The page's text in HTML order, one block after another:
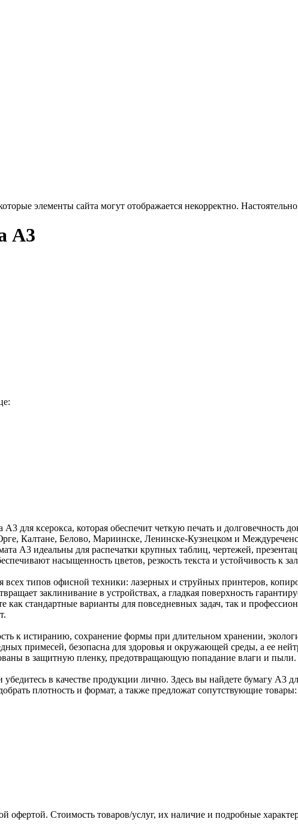
элементы сайта могут отображается некорректно.
А3
для ксерокса, которая обеспечит четкую печать и долговечность
Калтане, Белово, Мариинске, Ленинске-Кузнецком и
А3 идеальны для распечатки крупных таблиц, чертежей,
насыщенность цветов, резкость текста и устойчивость к
всех типов офисной техники: лазерных и струйных принтеров,
заклинивание в устройствах, а гладкая поверхность
как стандартные варианты для повседневных задач, так и
к истиранию, сохранение формы при длительном хранении,
примесей, безопасна для здоровья и окружающей среды, а ее
в защитную пленку, предотвращающую попадание влаги и пыли.
в качестве продукции лично. Здесь вы найдете бумагу А3
плотность и формат, а также предложат сопутствующие
Стоимость товаров/услуг, их наличие и подробные